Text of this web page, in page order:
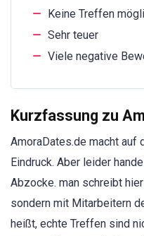
Keine Treffen
Sehr teuer
Viele negative
Kurzfassung zu
AmoraDates.de macht auf
Eindruck. Aber leider
Abzocke. man schreibt
sondern mit Mitarbeitern
heißt, echte Treffen sind